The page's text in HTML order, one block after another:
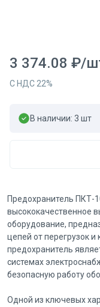
3 374.08 ₽/
С НДС 22%
В наличии: 3 шт
Предохранитель ПКТ-
высококачественное
оборудование,
цепей от перегрузок
предохранитель
системах
безопасную работу
Одной из ключевых